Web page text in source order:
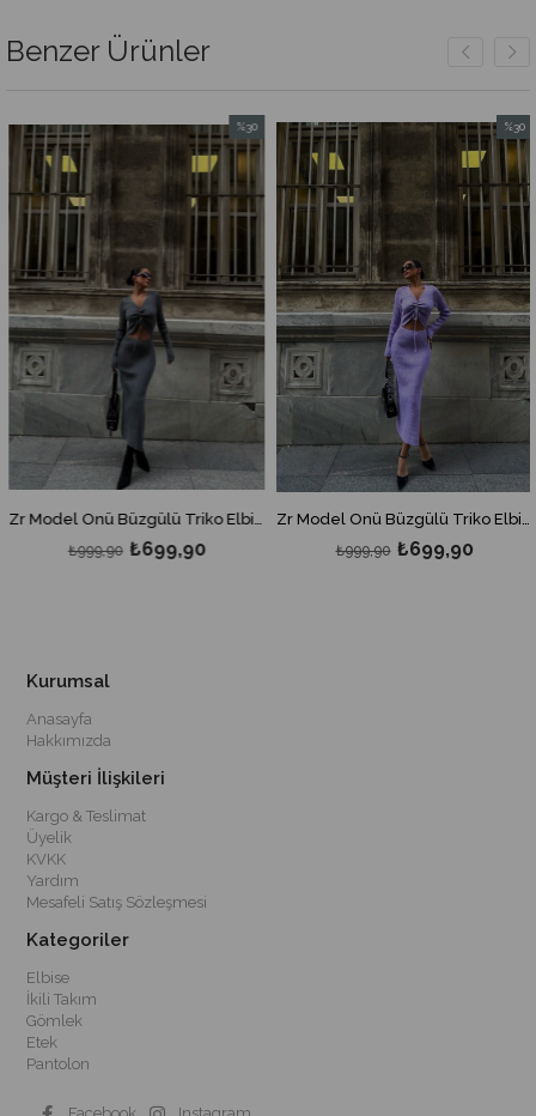
Benzer Ürünler
Zr Model Önü Büzgülü Triko Elbise - Gri
₺699,90
₺999,90
%30
İndirim
%30İndirim
Zr Model Önü Büzgülü Triko Elbise - Lila
₺699,90
₺999,90
%30
İndirim
Kurumsal
Anasayfa
Hakkımızda
Müşteri İlişkileri
Kargo & Teslimat
Üyelik
KVKK
Yardım
Mesafeli Satış Sözleşmesi
Kategoriler
Elbise
İkili Takım
Gömlek
Etek
Pantolon